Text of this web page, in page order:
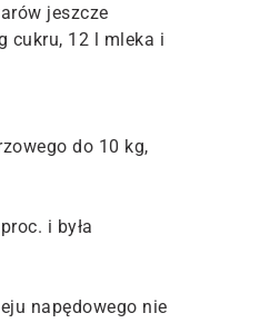
jeszcze
cukru, 12 l mleka i
do 10 kg,
i była
napędowego nie